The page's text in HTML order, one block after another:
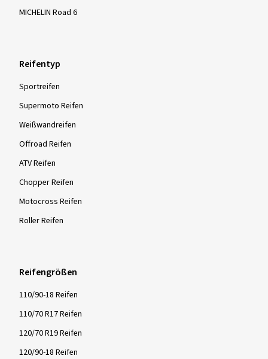
MICHELIN Road 6
Reifentyp
Sportreifen
Supermoto Reifen
Weißwandreifen
Offroad Reifen
ATV Reifen
Chopper Reifen
Motocross Reifen
Roller Reifen
Reifengrößen
110/90-18 Reifen
110/70 R17 Reifen
120/70 R19 Reifen
120/90-18 Reifen